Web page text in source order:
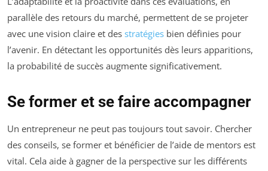
parallèle des retours du marché, permettent de se projeter
avec une vision claire et des stratégies bien définies pour
l’avenir. En détectant les opportunités dès leurs apparitions,
la probabilité de succès augmente significativement.
Se former et se faire accompagner
Un entrepreneur ne peut pas toujours tout savoir. Chercher
des conseils, se former et bénéficier de l’aide de mentors est
vital. Cela aide à gagner de la perspective sur les différents